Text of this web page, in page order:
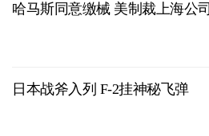
哈马斯同意缴械 美制裁上海公司
日本战斧入列 F-2挂神秘飞弹